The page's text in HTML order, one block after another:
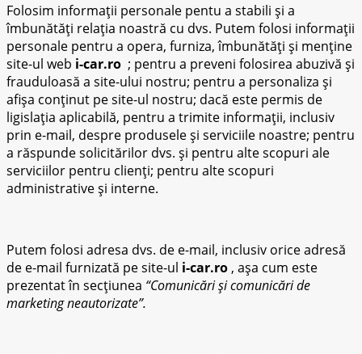
Folosim informații personale pentu a stabili și a
îmbunătăți relația noastră cu dvs. Putem folosi informații
personale pentru a opera, furniza, îmbunătăți și menține
site-ul web i-car.ro ; pentru a preveni folosirea abuzivă și
frauduloasă a site-ului nostru; pentru a personaliza și
afișa conținut pe site-ul nostru; dacă este permis de
ligislația aplicabilă, pentru a trimite informații, inclusiv
prin e-mail, despre produsele și serviciile noastre; pentru
a răspunde solicitărilor dvs. și pentru alte scopuri ale
serviciilor pentru clienți; pentru alte scopuri
administrative și interne.
Putem folosi adresa dvs. de e-mail, inclusiv orice adresă
de e-mail furnizată pe site-ul i-car.ro , așa cum este
prezentat în secțiunea “Comunicări și comunicări de
marketing neautorizate”.